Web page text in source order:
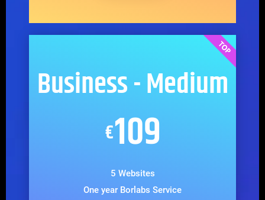
Business - Medium
€109
5 Websites
One year Borlabs Service